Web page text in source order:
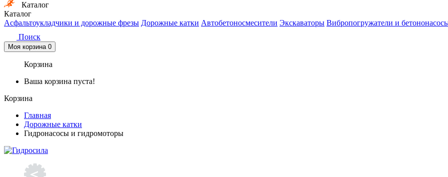
Каталог
Каталог
Асфальтоукладчики и дорожные фрезы Дорожные катки Автобетоносмесители Экскаваторы Вибропогружатели и
Поиск
Моя корзина 0
Корзина
Ваша корзина пуста!
Корзина
Главная
Дорожные катки
Гидронасосы и гидромоторы